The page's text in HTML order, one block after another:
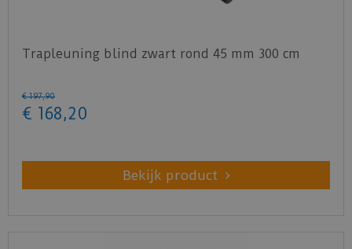
Trapleuning blind zwart rond 45 mm 300 cm
€ 197,90
€ 168,20
Bekijk product